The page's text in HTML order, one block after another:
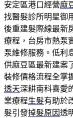
安定區港口經營麻
找醫髮診所明星御
後重建髮際線最新
療程，台房市熱泵
泵維修服務。低利
供麻豆區最新建案
裝修價格流程全掌
透天深耕南科喜愛
業療程生髮有助於
髮引發掉髮原因透